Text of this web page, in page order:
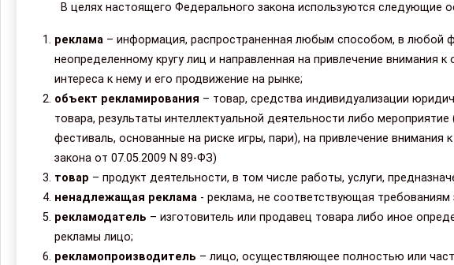
В целях настоящего Федерального закона используются следующие
реклама – информация, распространенная любым способом, в любой
неопределенному кругу лиц и направленная на привлечение внимания
интереса к нему и его продвижение на рынке;
объект рекламирования – товар, средства индивидуализации
товара, результаты интеллектуальной деятельности либо
фестиваль, основанные на риске игры, пари), на привлечение
закона от 07.05.2009 N 89-ФЗ)
товар – продукт деятельности, в том числе работы, услуги,
ненадлежащая реклама - реклама, не соответствующая
рекламодатель – изготовитель или продавец товара либо иное
рекламы лицо;
рекламопроизводитель – лицо, осуществляющее полностью или